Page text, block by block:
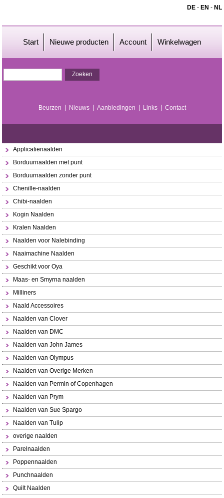
DE- EN - NL
Start Nieuwe producten Account Winkelwagen
Beurzen Nieuws Aanbiedingen Links Contact
Applicatienaalden
Borduurnaalden met punt
Borduurnaalden zonder punt
Chenille-naalden
Chibi-naalden
Kogin Naalden
Kralen Naalden
Naalden voor Nalebinding
Naaimachine Naalden
Geschikt voor Oya
Maas- en Smyrna naalden
Milliners
Naald Accessoires
Naalden van Clover
Naalden van DMC
Naalden van John James
Naalden van Olympus
Naalden van Overige Merken
Naalden van Permin of Copenhagen
Naalden van Prym
Naalden van Sue Spargo
Naalden van Tulip
overige naalden
Parelnaalden
Poppennaalden
Punchnaalden
Quilt Naalden